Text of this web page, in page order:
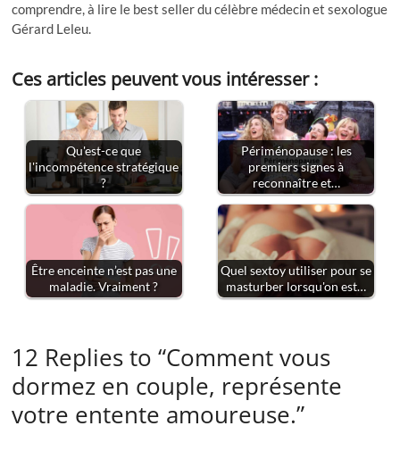
comprendre, à lire le best seller du célèbre médecin et sexologue
Gérard Leleu.
Ces articles peuvent vous intéresser :
Qu'est-ce que
l'incompétence stratégique
?
Périménopause : les
premiers signes à
reconnaître et…
Être enceinte n’est pas une
maladie. Vraiment ?
Quel sextoy utiliser pour se
masturber lorsqu'on est…
12 Replies to “Comment vous
dormez en couple, représente
votre entente amoureuse.”